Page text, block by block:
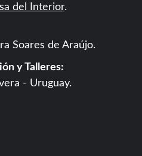
del Interior.
Soares de Araújo.
y Talleres:
- Uruguay.